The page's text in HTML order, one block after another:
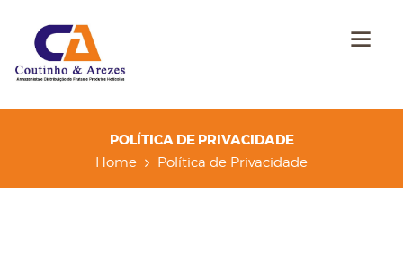
POLÍTICA DE PRIVACIDADE
Home Política de Privacidade